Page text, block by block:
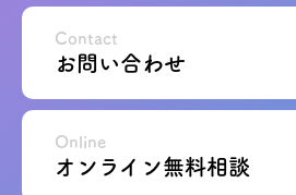
資料請求
オンライン無料相談
お問い合わせ
Contact
オンライン無料相談
Online